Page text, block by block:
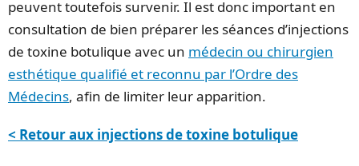
peuvent toutefois survenir. Il est donc important en
consultation de bien préparer les séances d’injections
de toxine botulique avec un médecin ou chirurgien
esthétique qualifié et reconnu par l’Ordre des
Médecins, afin de limiter leur apparition.
< Retour aux injections de toxine botulique